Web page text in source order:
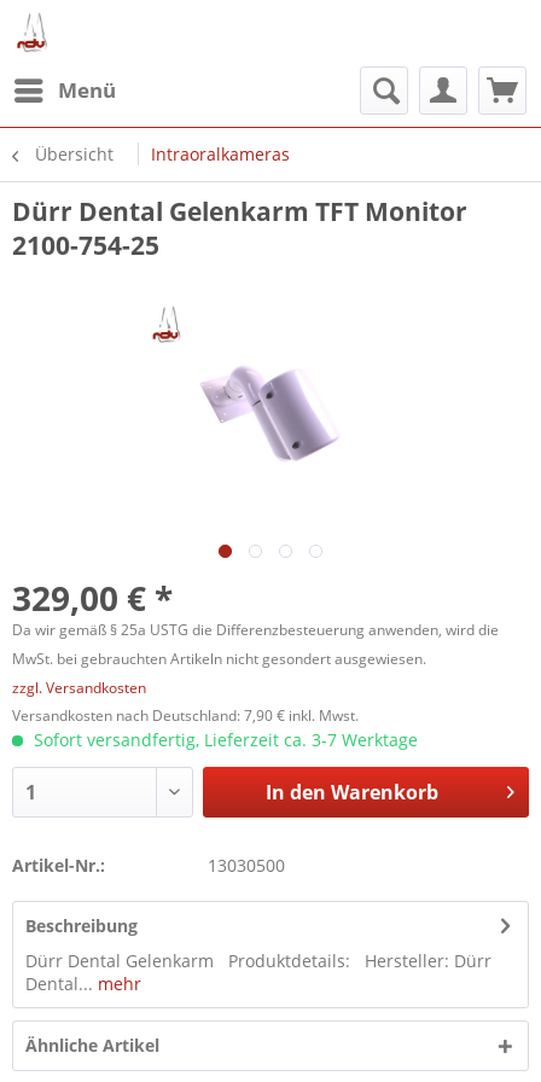
Menü
Übersicht Intraoralkameras
Dürr Dental Gelenkarm TFT Monitor
2100-754-25
329,00 € *
Da wir gemäß § 25a USTG die Differenzbesteuerung anwenden, wird die
MwSt. bei gebrauchten Artikeln nicht gesondert ausgewiesen.
zzgl. Versandkosten
Versandkosten nach Deutschland: 7,90 € inkl. Mwst.
Sofort versandfertig, Lieferzeit ca. 3-7 Werktage
In den Warenkorb
Artikel-Nr.: 13030500
Beschreibung
Dürr Dental Gelenkarm Produktdetails: Hersteller: Dürr
Dental... mehr
Ähnliche Artikel